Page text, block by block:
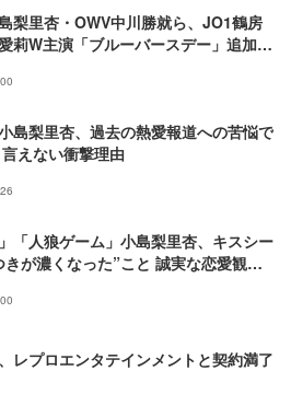
梨里杏・OWV中川勝就ら、JO1鶴房
莉W主演「ブルーバースデー」追加キ
島梨里杏、過去の熱愛報道への苦悩で
えない衝撃理由
「人狼ゲーム」小島梨里杏、キスシー
きが濃くなった”こと 誠実な恋愛観に
＞
レプロエンタテインメントと契約満了